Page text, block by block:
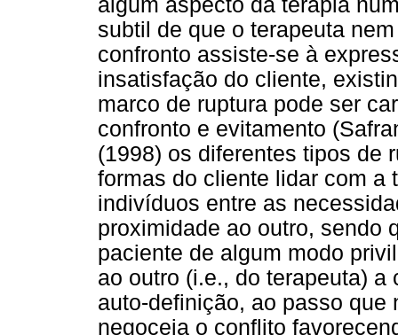
algum aspecto da terapia
subtil de que o terapeuta
confronto assiste-se à
insatisfação do cliente,
marco de ruptura pode ser
confronto e evitamento
(1998) os diferentes tipos de
formas do cliente lidar com a
indivíduos entre as
proximidade ao outro, sendo
paciente de algum modo
ao outro (i.e., do terapeuta)
auto-definição, ao passo que
negoceia o conflito